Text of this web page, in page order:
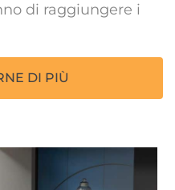
di raggiungere i
DI PIÙ